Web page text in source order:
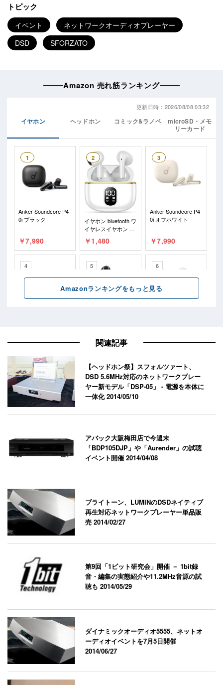
トピック
イベント
ネットワークオーディオプレーヤー
DSD
SFORZATO
関連記事
【ヘッドホン祭】スフォルツァート、
DSD 5.6MHz対応のネットワークプレー
ヤー新モデル「DSP-05」 - 電源を本体に
一体化2014/05/10
アバック大阪梅田店で今週末
「BDP105DJP」や「Aurender」の試聴
イベント開催2014/04/08
ブライトーン、LUMINのDSDネイティブ
再生対応ネットワークプレーヤー単品販
売2014/02/27
第9回「1ビット研究会」開催 － 1bit録
音・編集の実態紹介や11.2MHz音源の試
聴も2014/05/29
ダイナミックオーディオ5555、ネットオ
ーディオイベントを7月5日開催
2014/06/27